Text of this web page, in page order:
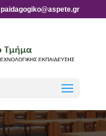
paidagogiko@aspete.gr